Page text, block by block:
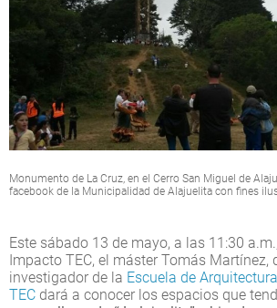
Monumento de La Cruz, en el Cerro San Miguel de
facebook de la Municipalidad de Alajuelita con fines
Este sábado 13 de mayo, a las 11:30
Impacto TEC, el máster Tomás Martínez,
investigador de la Escuela de
TEC dará a conocer los espacios que